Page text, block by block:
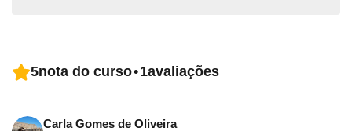
5nota do curso•1avaliações
Carla Gomes de Oliveira